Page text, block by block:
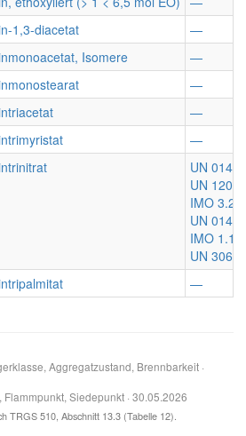
1,3-diacetat
—
Isomere
—
—
—
—
UN 0143
UN 1204
IMO 3.2
UN 0144
IMO 1.1D
UN 3064
—
Aggregatzustand, Brennbarkeit ·
Flammpunkt, Siedepunkt · 30.05.2026
TRGS 510, Abschnitt 13.3 (Tabelle 12).